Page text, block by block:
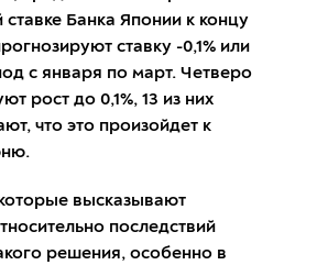
ставке Банка Японии к концу
ставку -0,1% или
с января по март. Четверо
рост до 0,1%, 13 из них
что это произойдет к
высказывают
последствий
решения, особенно в